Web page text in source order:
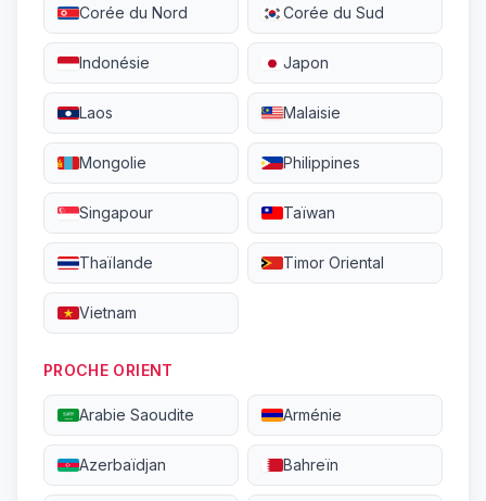
Corée du Nord Corée du Sud
Indonésie Japon
Laos Malaisie
Mongolie Philippines
Singapour Taïwan
Thaïlande Timor Oriental
Vietnam
PROCHE ORIENT
Arabie Saoudite Arménie
Azerbaïdjan Bahreïn